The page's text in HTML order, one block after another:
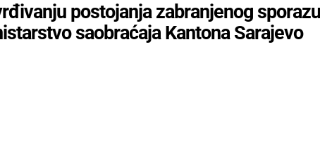
postojanja zabranjenog
saobraćaja Kantona Sarajevo